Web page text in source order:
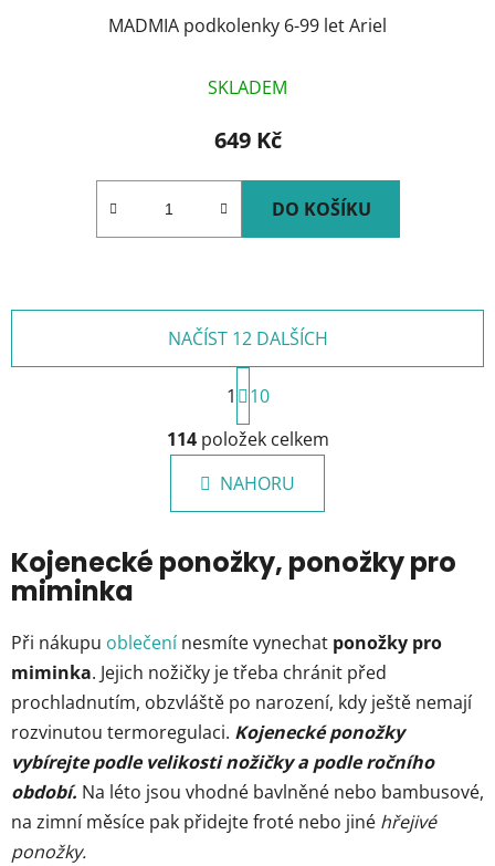
MADMIA podkolenky 6-99 let Ariel
SKLADEM
649 Kč
DO KOŠÍKU
O
v
l
á
d
c
r
v
k
y
v
ý
p
i
s
NAČÍST 12 DALŠÍCH
S
t
r
á
n
k
á
n
1
10
114položek celkem
NAHORU
Kojenecké ponožky, ponožky pro
miminka
Při nákupu oblečenínesmíte vynechat ponožky pro
miminka. Jejich nožičky je třeba chránit před
prochladnutím, obzvláště po narození, kdy ještě nemají
rozvinutou termoregulaci. Kojenecké ponožky
vybírejte podle velikosti nožičky a podle ročního
období. Na léto jsou vhodné bavlněné nebo bambusové,
na zimní měsíce pak přidejte froté nebo jiné hřejivé
ponožky.